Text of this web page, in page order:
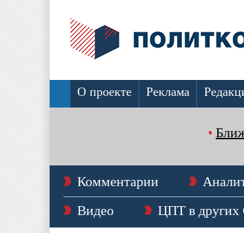
О проекте Реклама
Комментарии
Видео
ЦПТ в